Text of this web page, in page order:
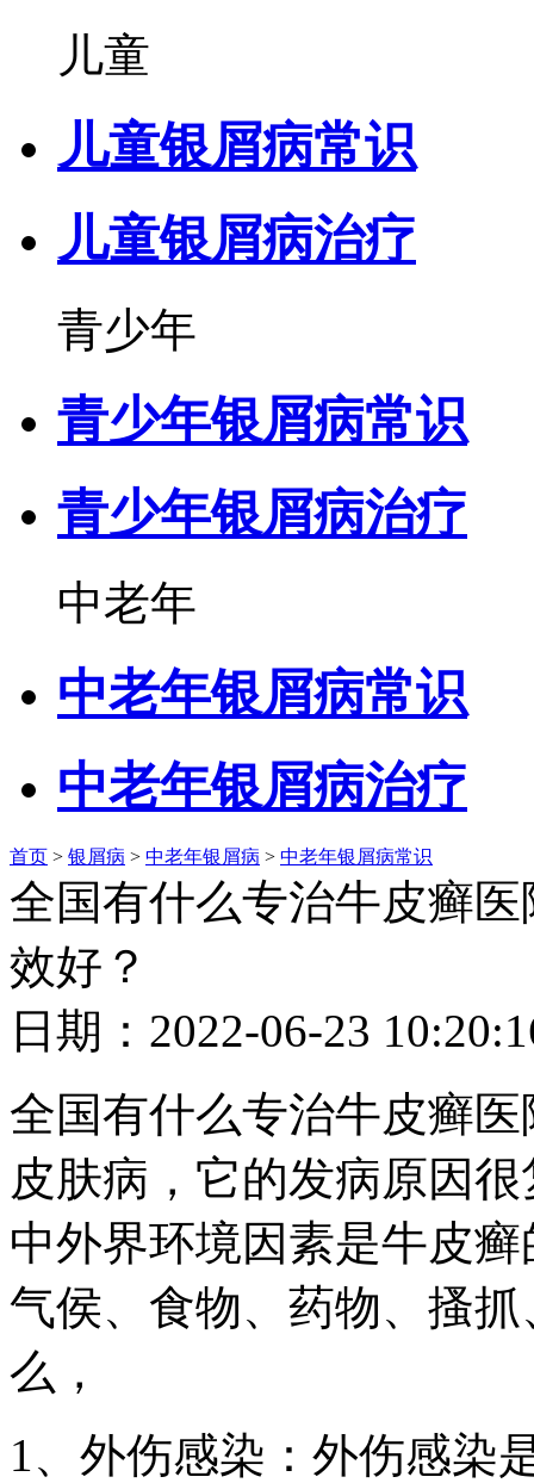
儿童
儿童银屑病常识
儿童银屑病治疗
青少年
青少年银屑病常识
青少年银屑病治疗
中老年
中老年银屑病常识
中老年银屑病治疗
首页 > 银屑病 > 中老年银屑病 > 中老年银屑病常识
全国有什么专治牛皮癣
效好？
日期：2022-06-23
全国有什么专治牛皮癣
皮肤病，它的发病原因
中外界环境因素是牛皮
气侯、食物、药物、搔
么，
1、外伤感染：外伤感染